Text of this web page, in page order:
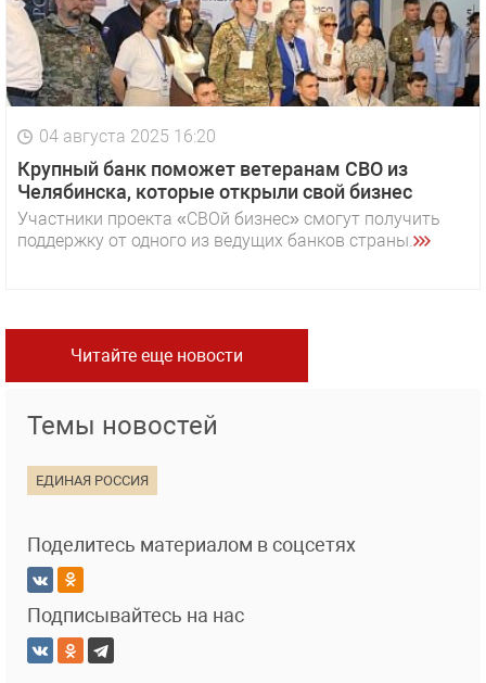
04 августа 2025 16:20
Крупный банк поможет ветеранам СВО из
Челябинска, которые открыли свой бизнес
Участники проекта «СВОй бизнес» смогут получить
поддержку от одного из ведущих банков страны.
Читайте еще новости
Темы новостей
ЕДИНАЯ РОССИЯ
Поделитесь материалом в соцсетях
Подписывайтесь на нас